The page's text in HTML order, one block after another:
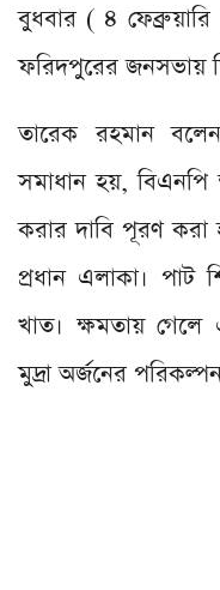
বুধবার ( ৪ ফেব্রুয়ারি
ফরিদপুরের জনসভায়
তারেক রহমান
সমাধান হয়, বিএনপি
করার দাবি পূরণ করা
প্রধান এলাকা। পাট
খাত। ক্ষমতায়
মুদ্রা অর্জনের